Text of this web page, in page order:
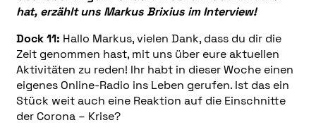
hat, erzählt uns Markus Brixius im Interview!
Dock 11: Hallo Markus, vielen Dank, dass du dir die
Zeit genommen hast, mit uns über eure aktuellen
Aktivitäten zu reden! Ihr habt in dieser Woche einen
eigenes Online-Radio ins Leben gerufen. Ist das ein
Stück weit auch eine Reaktion auf die Einschnitte
der Corona – Krise?